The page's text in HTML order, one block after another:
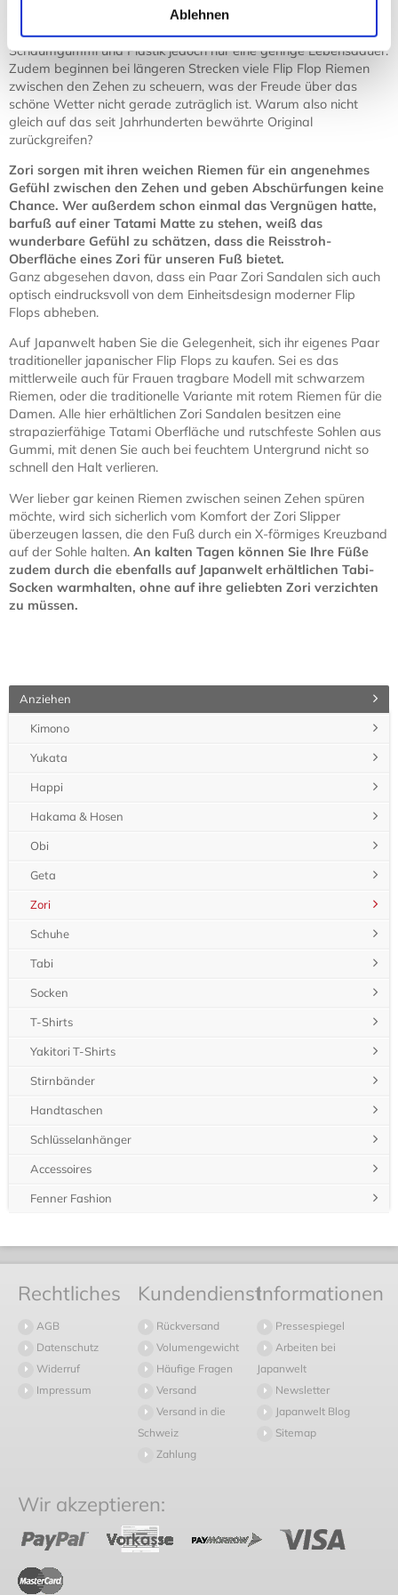
Ablehnen
Outfit vieler Menschen. Zwar sind sie zweifellos äußerst
praktisch, haben aufgrund ihrer billigen Fertigung aus
Schaumgummi und Plastik jedoch nur eine geringe Lebensdauer.
Zudem beginnen bei längeren Strecken viele Flip Flop Riemen
zwischen den Zehen zu scheuern, was der Freude über das
schöne Wetter nicht gerade zuträglich ist. Warum also nicht
gleich auf das seit Jahrhunderten bewährte Original
zurückgreifen?
Zori sorgen mit ihren weichen Riemen für ein angenehmes
Gefühl zwischen den Zehen und geben Abschürfungen keine
Chance. Wer außerdem schon einmal das Vergnügen hatte,
barfuß auf einer Tatami Matte zu stehen, weiß das
wunderbare Gefühl zu schätzen, dass die Reisstroh-
Oberfläche eines Zori für unseren Fuß bietet.
Ganz abgesehen davon, dass ein Paar Zori Sandalen sich auch
optisch eindrucksvoll von dem Einheitsdesign moderner Flip
Flops abheben.
Auf Japanwelt haben Sie die Gelegenheit, sich ihr eigenes Paar
traditioneller japanischer Flip Flops zu kaufen. Sei es das
mittlerweile auch für Frauen tragbare Modell mit schwarzem
Riemen, oder die traditionelle Variante mit rotem Riemen für die
Damen. Alle hier erhältlichen Zori Sandalen besitzen eine
strapazierfähige Tatami Oberfläche und rutschfeste Sohlen aus
Gummi, mit denen Sie auch bei feuchtem Untergrund nicht so
schnell den Halt verlieren.
Wer lieber gar keinen Riemen zwischen seinen Zehen spüren
möchte, wird sich sicherlich vom Komfort der Zori Slipper
überzeugen lassen, die den Fuß durch ein X-förmiges Kreuzband
auf der Sohle halten. An kalten Tagen können Sie Ihre Füße
zudem durch die ebenfalls auf Japanwelt erhältlichen Tabi-
Socken warmhalten, ohne auf ihre geliebten Zori verzichten
zu müssen.
Anziehen
Kimono
Yukata
Happi
Hakama & Hosen
Obi
Geta
Zori
Schuhe
Tabi
Socken
T-Shirts
Yakitori T-Shirts
Stirnbänder
Handtaschen
Schlüsselanhänger
Accessoires
Fenner Fashion
Rechtliches
AGB
Datenschutz
Widerruf
Impressum
Kundendienst
Rückversand
Volumengewicht
Häufige Fragen
Versand
Versand in die
Schweiz
Zahlung
Informationen
Pressespiegel
Arbeiten bei
Japanwelt
Newsletter
Japanwelt Blog
Sitemap
Wir akzeptieren: